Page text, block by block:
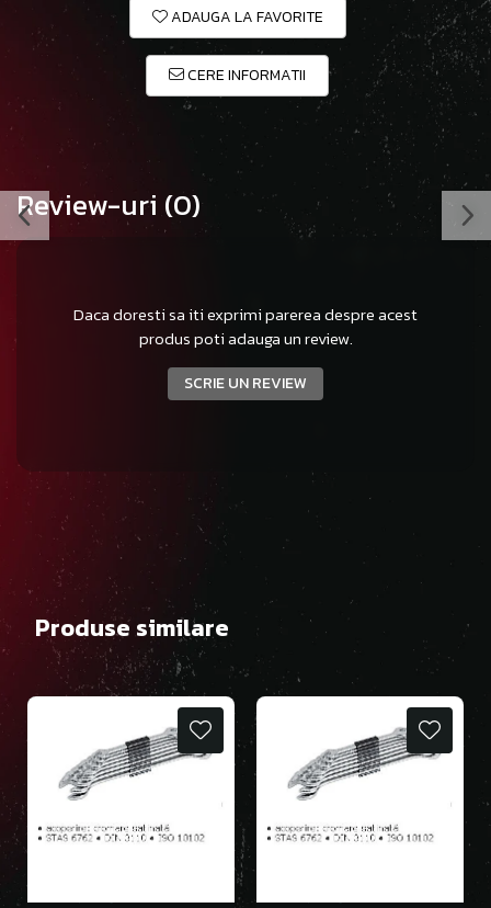
ADAUGA LA FAVORITE
CERE INFORMATII
Review-uri (0)
Daca doresti sa iti exprimi parerea despre acest
produs poti adauga un review.
SCRIE UN REVIEW
Produse similare